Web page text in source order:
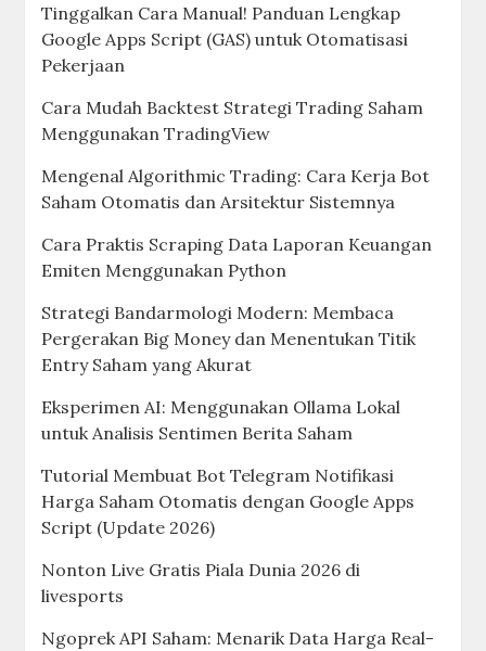
Tinggalkan Cara Manual! Panduan Lengkap
Google Apps Script (GAS) untuk Otomatisasi
Pekerjaan
Cara Mudah Backtest Strategi Trading Saham
Menggunakan TradingView
Mengenal Algorithmic Trading: Cara Kerja Bot
Saham Otomatis dan Arsitektur Sistemnya
Cara Praktis Scraping Data Laporan Keuangan
Emiten Menggunakan Python
Strategi Bandarmologi Modern: Membaca
Pergerakan Big Money dan Menentukan Titik
Entry Saham yang Akurat
Eksperimen AI: Menggunakan Ollama Lokal
untuk Analisis Sentimen Berita Saham
Tutorial Membuat Bot Telegram Notifikasi
Harga Saham Otomatis dengan Google Apps
Script (Update 2026)
Nonton Live Gratis Piala Dunia 2026 di
livesports
Ngoprek API Saham: Menarik Data Harga Real-